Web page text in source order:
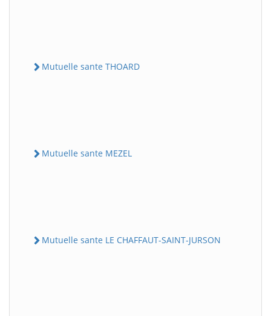
Mutuelle sante THOARD
Mutuelle sante MEZEL
Mutuelle sante LE CHAFFAUT-SAINT-JURSON